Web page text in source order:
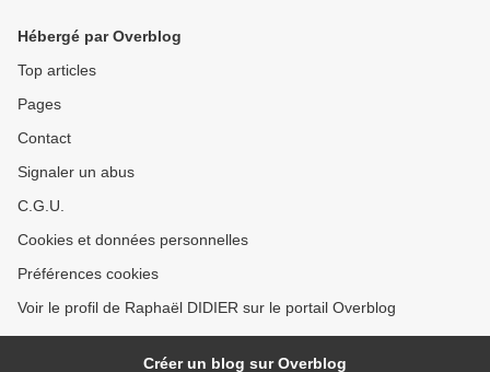
Hébergé par Overblog
Top articles
Pages
Contact
Signaler un abus
C.G.U.
Cookies et données personnelles
Préférences cookies
Voir le profil de Raphaël DIDIER sur le portail Overblog
Créer un blog sur Overblog